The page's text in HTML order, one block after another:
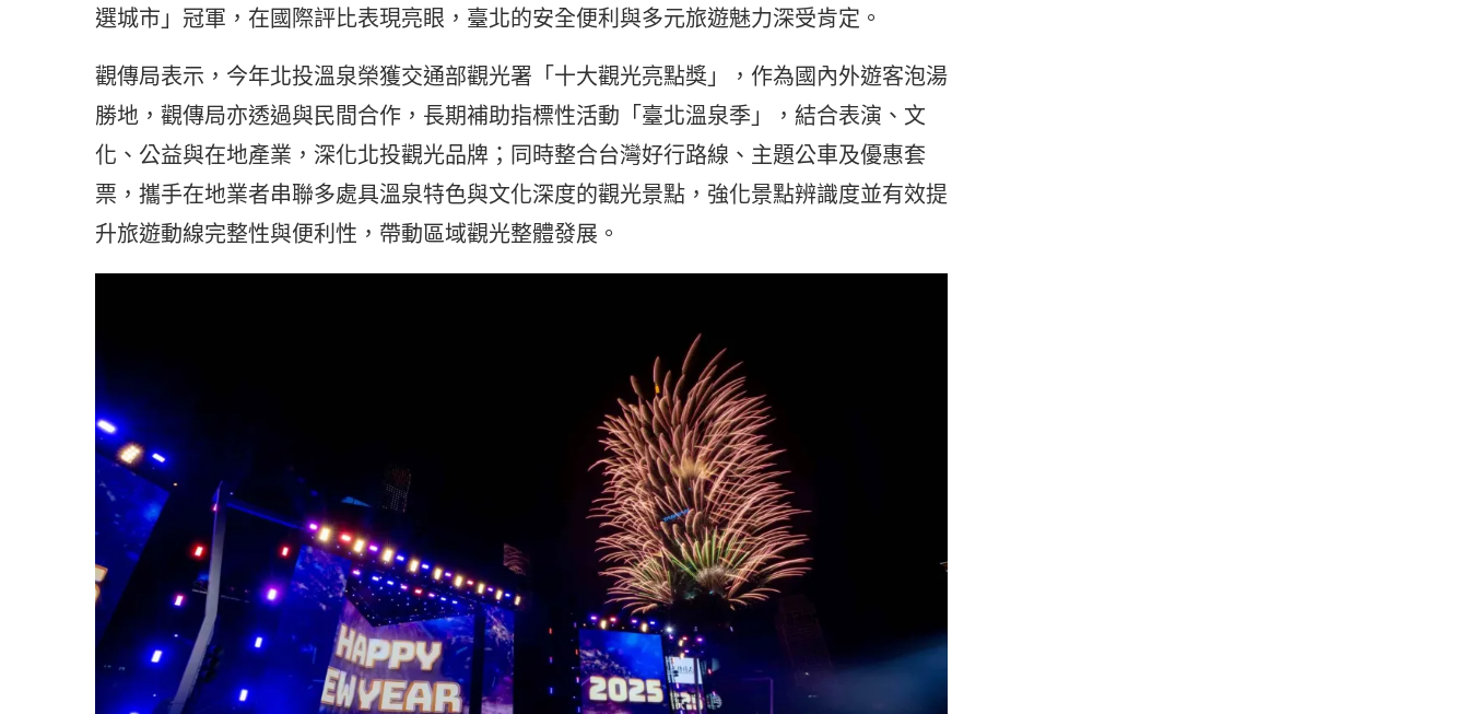
選城市」冠軍，在國際評比表現亮眼，臺北的安全便利與多元旅遊魅力深受肯定。
觀傳局表示，今年北投溫泉榮獲交通部觀光署「十大觀光亮點獎」，作為國內外遊客泡湯
勝地，觀傳局亦透過與民間合作，長期補助指標性活動「臺北溫泉季」，結合表演、文
化、公益與在地產業，深化北投觀光品牌；同時整合台灣好行路線、主題公車及優惠套
票，攜手在地業者串聯多處具溫泉特色與文化深度的觀光景點，強化景點辨識度並有效提
升旅遊動線完整性與便利性，帶動區域觀光整體發展。